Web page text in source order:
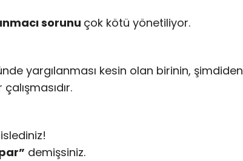
sorunu çok kötü yönetiliyor.
yargılanması kesin olan birinin, şimdiden
demişsiniz.